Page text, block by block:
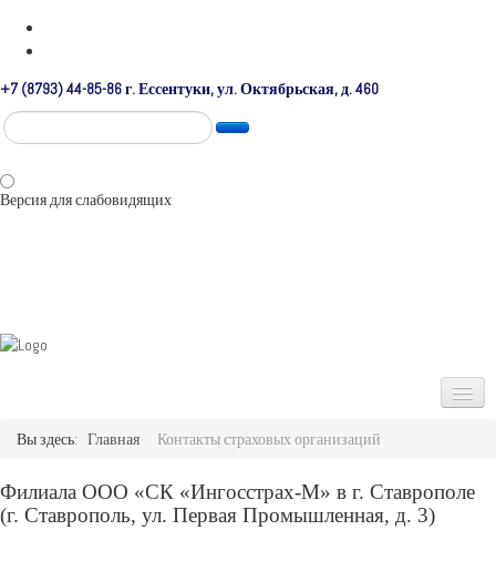
+7 (8793) 44-85-86 г. Ессентуки, ул. Октябрьская, д. 460
Версия для слабовидящих
Главная
Информация
Информация о сотрудниках
Вы здесь: Главная Контакты страховых организаций
Филиала ООО «СК «Ингосстрах-М» в г. Ставрополе
(г. Ставрополь, ул. Первая Промышленная, д. 3)